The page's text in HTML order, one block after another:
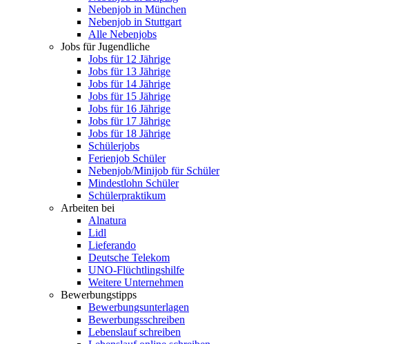
Nebenjob in München
Nebenjob in Stuttgart
Alle Nebenjobs
Jobs für Jugendliche
Jobs für 12 Jährige
Jobs für 13 Jährige
Jobs für 14 Jährige
Jobs für 15 Jährige
Jobs für 16 Jährige
Jobs für 17 Jährige
Jobs für 18 Jährige
Schülerjobs
Ferienjob Schüler
Nebenjob/Minijob für Schüler
Mindestlohn Schüler
Schülerpraktikum
Arbeiten bei
Alnatura
Lidl
Lieferando
Deutsche Telekom
UNO-Flüchtlingshilfe
Weitere Unternehmen
Bewerbungstipps
Bewerbungsunterlagen
Bewerbungsschreiben
Lebenslauf schreiben